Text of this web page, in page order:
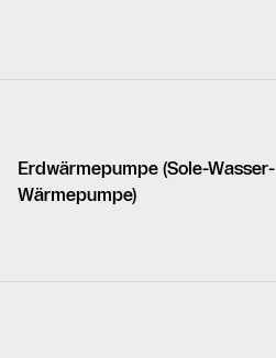
Erdwärmepumpe (Sole-Wasser-
Wärmepumpe)